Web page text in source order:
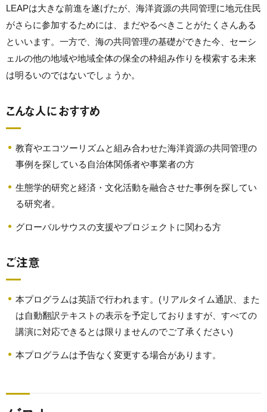
LEAPは大きな前進を遂げたが、海洋資源の共同管理に地元住民
がさらに参加するためには、まだやるべきことがたくさんある
といいます。一方で、海の共同管理の基礎ができた今、セーシ
ェルの他の地域や地域全体の保全の枠組み作りを模索する未来
は明るいのではないでしょうか。
こんな人におすすめ
教育やエコツーリズムと組み合わせた海洋資源の共同管理の
事例を探している自治体関係者や事業者の方
生態学的研究と経済・文化活動を融合させた事例を探してい
る研究者。
グローバルサウスの支援やプロジェクトに関わる方
ご注意
本プログラムは英語で行われます。(リアルタイム通訳、また
は自動翻訳テキストの表示を予定しておりますが、すべての
講演に対応できるとは限りませんのでご了承ください)
本プログラムは予告なく変更する場合があります。